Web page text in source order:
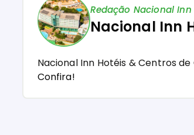
Redação Nacional Inn
Nacional Inn
Nacional Inn Hotéis & Centros
Confira!